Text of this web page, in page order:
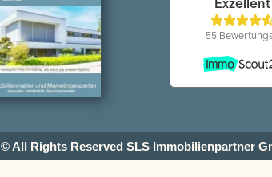
© All Rights Reserved SLS Immobilienpartner